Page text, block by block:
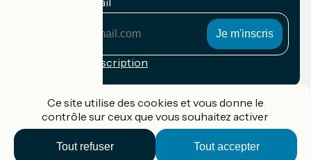
Conditions d'inscription
Accueil Vélo Pro
Ce site utilise des cookies et vous donne le
contrôle sur ceux que vous souhaitez activer
Tout accepter
Tout refuser